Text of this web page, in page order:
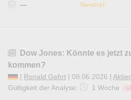
—
Neutral
Dow Jones: Könnte es jetzt
kommen?
| Ronald Gehrt | 08.06.2026 |
Gültigkeit der Analyse:
1 Woche